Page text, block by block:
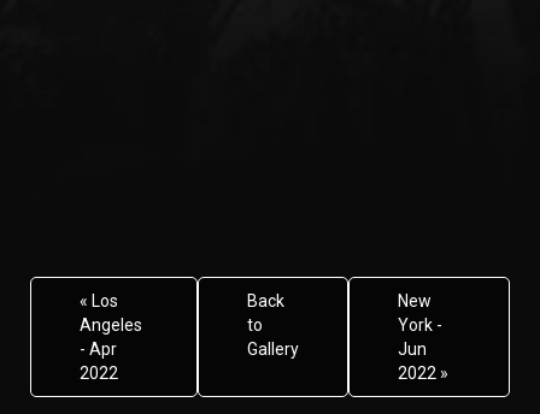
« Los
Angeles
- Apr
2022
Back
to
Gallery
New
York -
Jun
2022 »